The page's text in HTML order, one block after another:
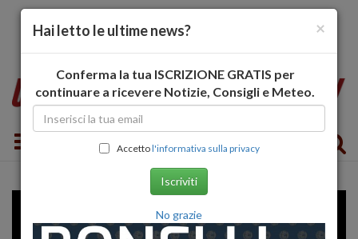
Toggle navigation
×
Hai letto le ultime news?
Conferma la tua ISCRIZIONE GRATIS per
continuare a ricevere Notizie, Consigli e Meteo.
Accettol'informativa sulla privacy
Iscriviti
No grazie